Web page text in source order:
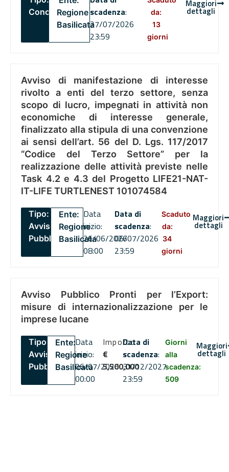
ConcorsiRegione
Basilicata
scadenza:
27/07/2026
23:59
da:
13
giorni
Maggiori
dettagli
Avviso di manifestazione di interesse
rivolto a enti del terzo settore, senza
scopo di lucro, impegnati in attività non
economiche di interesse generale,
finalizzato alla stipula di una convenzione
ai sensi dell’art. 56 del D. Lgs. 117/2017
“Codice del Terzo Settore” per la
realizzazione delle attività previste nelle
Task 4.2 e 4.3 del Progetto LIFE21-NAT-
IT-LIFE TURTLENEST 101074584
Tipo:
Avviso
Pubblico
Ente:
Regione
Basilicata
Data
inizio:
26/06/2026
08:00
Data di
scadenza:
06/07/2026
23:59
Scaduto
da:
34
giorni
Maggiori
dettagli
Avviso Pubblico Pronti per l’Export:
misure di internazionalizzazione per le
imprese lucane
Tipo:
Avviso
Pubblico
Ente:
Regione
Basilicata
Data
inizio:
06/07/2026
00:00
Importo
€
5,500,000
Data di
scadenza:
31/12/2027
23:59
Giorni
alla
scadenza:
509
Maggiori
dettagli